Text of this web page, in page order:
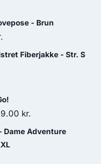
- Brun
priceFiberjakke - Str. S
kr.
price
Dame Adventure